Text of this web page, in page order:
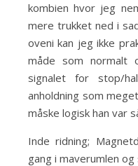
kombien hvor jeg
mere trukket ned i
oveni kan jeg ikke
måde som normalt
signalet for stop/
anholdning som
måske logisk han var
Inde ridning;
gang i maverumlen og